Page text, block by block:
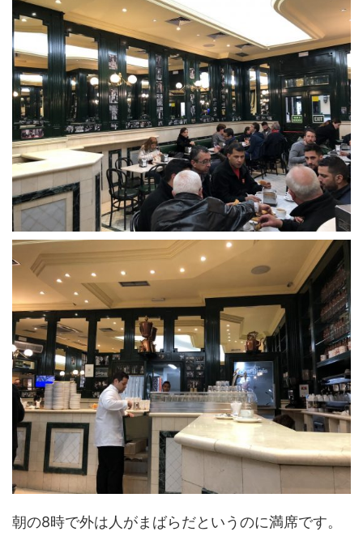
朝の8時で外は人がまばらだというのに満席です。